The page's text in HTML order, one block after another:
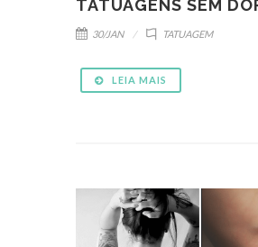
TATUAGENS SEM
30/JAN TATUAGEM
LEIA MAIS